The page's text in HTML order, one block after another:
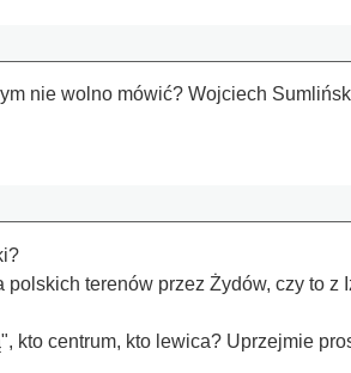
nie wolno mówić? Wojciech
terenów przez Żydów, czy to z
kto centrum, kto lewica? Uprzejmie